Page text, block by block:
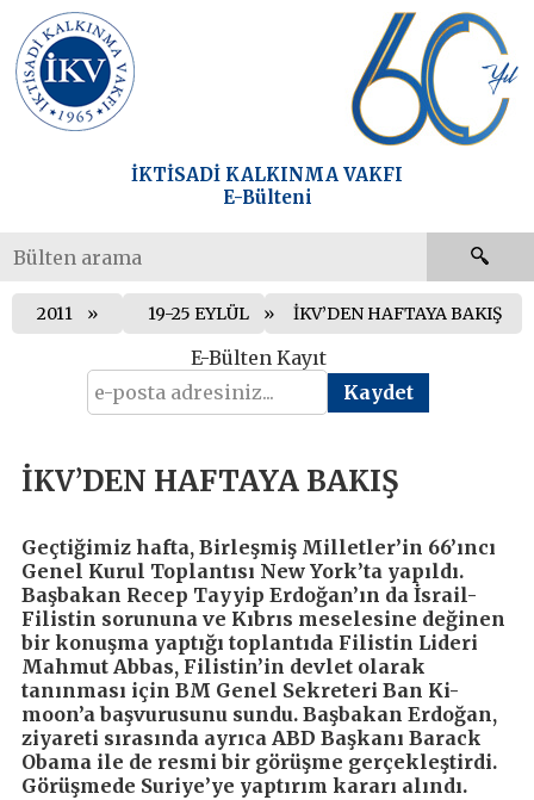
İKTİSADİ KALKINMA VAKFI
E-Bülteni
2011 19-25 EYLÜL İKV’DEN HAFTAYA BAKIŞ
E-Bülten Kayıt
İKV’DEN HAFTAYA BAKIŞ
Geçtiğimiz hafta, Birleşmiş Milletler’in 66’ıncı
Genel Kurul Toplantısı New York’ta yapıldı.
Başbakan Recep Tayyip Erdoğan’ın da İsrail-
Filistin sorununa ve Kıbrıs meselesine değinen
bir konuşma yaptığı toplantıda Filistin Lideri
Mahmut Abbas, Filistin’in devlet olarak
tanınması için BM Genel Sekreteri Ban Ki-
moon’a başvurusunu sundu. Başbakan Erdoğan,
ziyareti sırasında ayrıca ABD Başkanı Barack
Obama ile de resmi bir görüşme gerçekleştirdi.
Görüşmede Suriye’ye yaptırım kararı alındı.